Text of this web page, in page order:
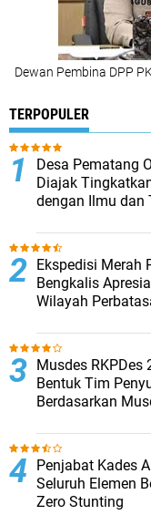
Dewan Pembina DPP
TERPOPULER
Desa Pematang
Diajak
dengan Ilmu dan
Ekspedisi Merah
Bengkalis
Wilayah
Musdes RKPDes
Bentuk Tim
Berdasarkan
Penjabat Kades
Seluruh Elemen
Zero Stunting